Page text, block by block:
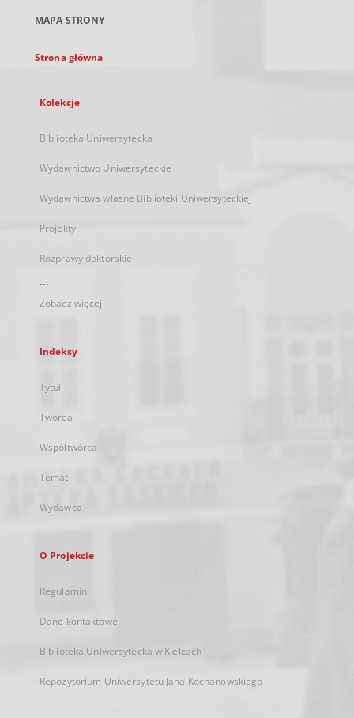
karcie
MAPA STRONY
Strona główna
Kolekcje
Biblioteka Uniwersytecka
Wydawnictwo Uniwersyteckie
Wydawnictwa własne Biblioteki Uniwersyteckiej
Projekty
Rozprawy doktorskie
...
Zobacz więcej
Indeksy
Tytuł
Twórca
Współtwórca
Temat
Wydawca
O Projekcie
Regulamin
Dane kontaktowe
Biblioteka Uniwersytecka w Kielcach
Repozytorium Uniwersytetu Jana Kochanowskiego